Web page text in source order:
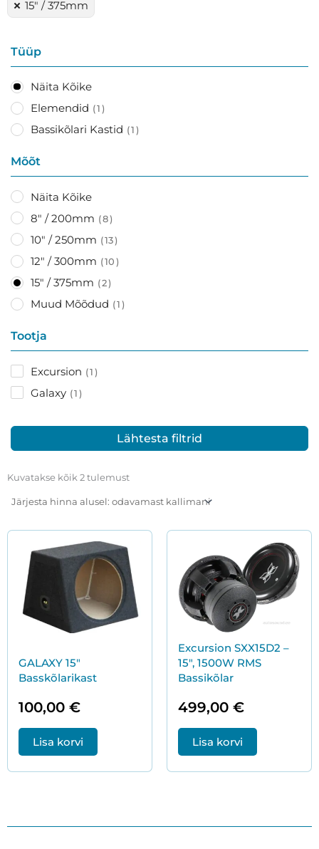
15" / 375mm
Tüüp
Näita Kõike
Elemendid
1
Bassikõlari Kastid 1
Mõõt
Näita Kõike
8" / 200mm
8
10" / 250mm 13
12" / 300mm 10
15" / 375mm 2
Muud Mõõdud 1
Tootja
Excursion 1
Galaxy 1
Lähtesta filtrid
Kuvatakse kõik 2 tulemusthinna
kõrgeni
GALAXY 15″
Basskõlarikast
100,00 €
Lisa korvi
Excursion SXX15D2 –
15″, 1500W RMS
Bassikõlar
499,00 €
Lisa korvi